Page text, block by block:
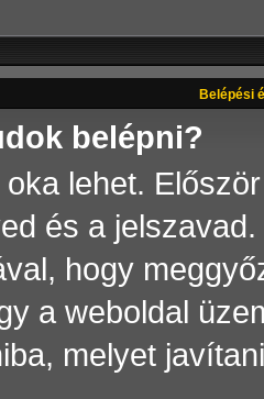
Belépési
belépni?
lehet.
és a
hogy
a weboldal
melyet